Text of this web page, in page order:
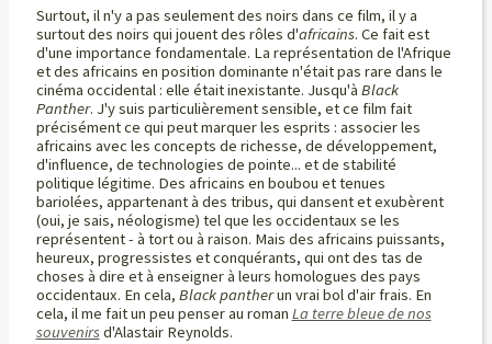
Surtout, il n'y a pas seulement des noirs dans ce film, il y a
surtout des noirs qui jouent des rôles d'africains. Ce fait est
d'une importance fondamentale. La représentation de l'Afrique
et des africains en position dominante n'était pas rare dans le
cinéma occidental : elle était inexistante. Jusqu'à Black
Panther. J'y suis particulièrement sensible, et ce film fait
précisément ce qui peut marquer les esprits : associer les
africains avec les concepts de richesse, de développement,
d'influence, de technologies de pointe... et de stabilité
politique légitime. Des africains en boubou et tenues
bariolées, appartenant à des tribus, qui dansent et exubèrent
(oui, je sais, néologisme) tel que les occidentaux se les
représentent - à tort ou à raison. Mais des africains puissants,
heureux, progressistes et conquérants, qui ont des tas de
choses à dire et à enseigner à leurs homologues des pays
occidentaux. En cela, Black pantherun vrai bol d'air frais. En
cela, il me fait un peu penser au roman La terre bleue de nos
souvenirsd'Alastair Reynolds.